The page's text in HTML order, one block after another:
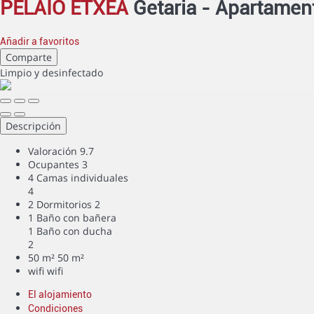
PELAIO ETXEA Getaria -
Añadir a favoritos
Comparte
Limpio y desinfectado
Descripción
Valoración 9.7
Ocupantes 3
4 Camas individuales
4
2 Dormitorios 2
1 Baño con bañera
1 Baño con ducha
2
50 m² 50 m²
wifi wifi
El alojamiento
Condiciones